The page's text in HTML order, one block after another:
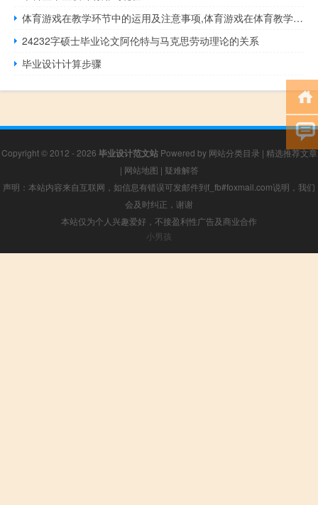
体育游戏在教学环节中的运用及注意事项,体育游戏在体育教学中的应用
24232字硕士毕业论文阿伦特与马克思劳动理论的关系
毕业设计计算步骤
Copyright © 2012 - 2026 毕业设计范文站Powered by 网站分类目录 | 精选推荐文章
| 网站地图 | 疑难解答
声明：本站内容来自互联网，如信息有错误可发邮件到f_fb#foxmail.com说明，我们
会及时纠正，谢谢
本站仅为个人兴趣爱好，不接盈利性广告及商业合作
小男孩